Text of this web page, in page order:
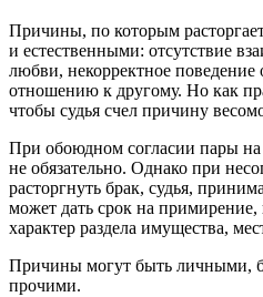
Причины, по которым
и естественными: отсутствие
любви, некорректное поведение
отношению к другому. Но как
чтобы судья счел причину
При обоюдном согласии пары на
не обязательно. Однако при
расторгнуть брак, судья,
может дать срок на примирение,
характер раздела имущества,
Причины могут быть личными,
прочими.